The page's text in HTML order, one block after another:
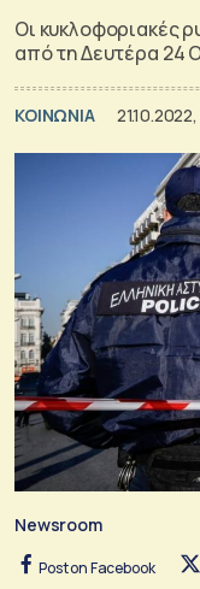
Οι κυκλοφοριακές
από τη Δευτέρα 24
ΚΟΙΝΩΝΙΑ
Newsroom
Post on Facebook